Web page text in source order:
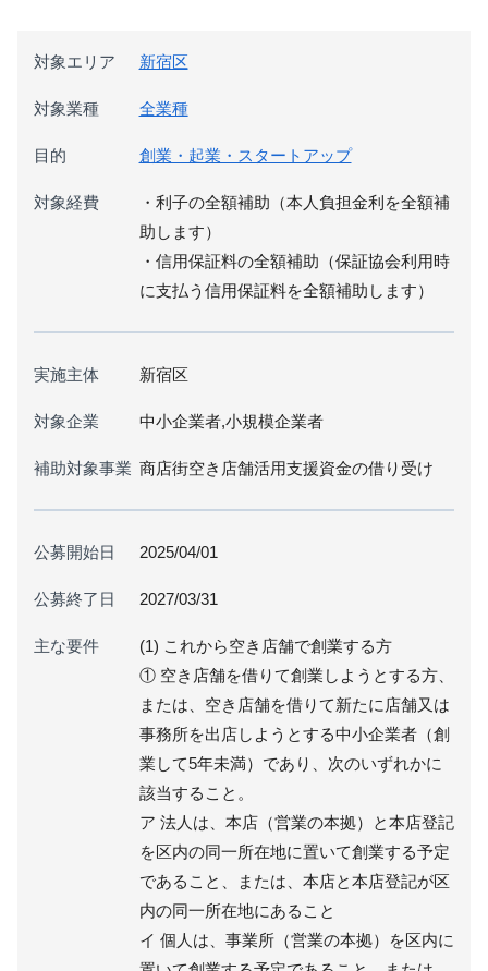
対象エリア 新宿区
対象業種 全業種
目的 創業・起業・スタートアップ
対象経費
・利子の全額補助（本人負担金利を全額補
助します）
・信用保証料の全額補助（保証協会利用時
に支払う信用保証料を全額補助します）
実施主体 新宿区
対象企業 中小企業者,小規模企業者
補助対象事業 商店街空き店舗活用支援資金の借り受け
公募開始日 2025/04/01
公募終了日 2027/03/31
主な要件
(1) これから空き店舗で創業する方
① 空き店舗を借りて創業しようとする方、
または、空き店舗を借りて新たに店舗又は
事務所を出店しようとする中小企業者（創
業して5年未満）であり、次のいずれかに
該当すること。
ア 法人は、本店（営業の本拠）と本店登記
を区内の同一所在地に置いて創業する予定
であること、または、本店と本店登記が区
内の同一所在地にあること
イ 個人は、事業所（営業の本拠）を区内に